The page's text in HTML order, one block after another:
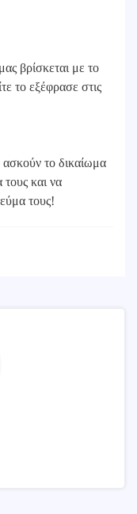
βρίσκεται με το
το εξέφρασε στις
το δικαίωμα
και να
τους!